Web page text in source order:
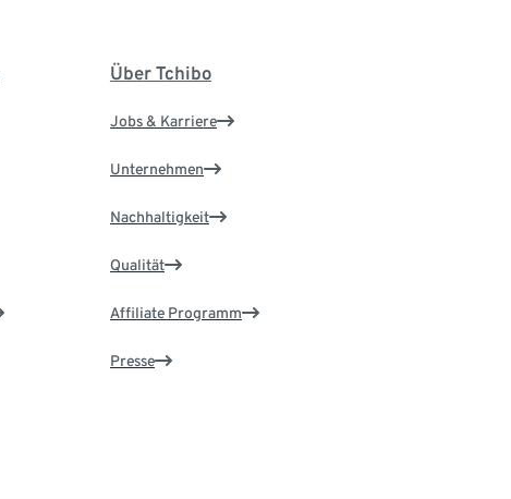
Über Tchibo
Jobs & Karriere
Unternehmen
Nachhaltigkeit
Qualität
Affiliate Programm
Presse